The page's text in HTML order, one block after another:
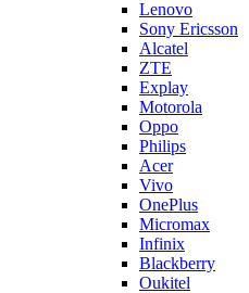
Lenovo
Sony Ericsson
Alcatel
ZTE
Explay
Motorola
Oppo
Philips
Acer
Vivo
OnePlus
Micromax
Infinix
Blackberry
Oukitel